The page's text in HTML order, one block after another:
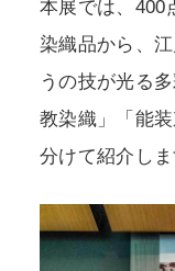
本展では、400
染織品から、
うの技が光る
教染織」「能
分けて紹介しま